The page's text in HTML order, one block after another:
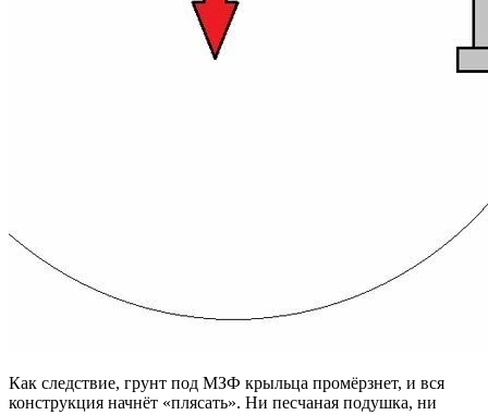
Как следствие, грунт под МЗФ крыльца промёрзнет, и вся
конструкция начнёт «плясать». Ни песчаная подушка, ни